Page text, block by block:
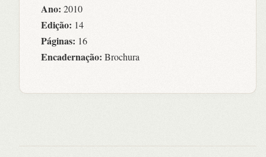
Ano: 2010
Edição: 14
Páginas: 16
Encadernação: Brochura